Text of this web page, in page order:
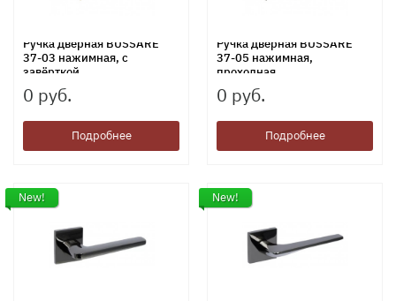
Ручка дверная BUSSARE
37-03 нажимная, с
завёрткой
0 руб.
Подробнее
Ручка дверная BUSSARE
37-05 нажимная,
проходная
0 руб.
Подробнее
New! New!